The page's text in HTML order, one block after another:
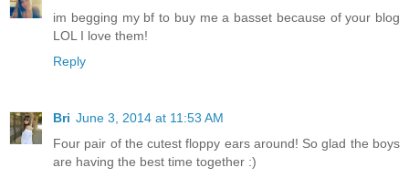
im begging my bf to buy me a basset because of your blog
LOL I love them!
Reply
Bri June 3, 2014 at 11:53 AM
Four pair of the cutest floppy ears around! So glad the boys
are having the best time together :)